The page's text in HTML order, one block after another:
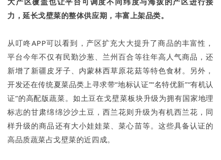
力，延长戈壁菜的整体供应期，丰富上架品类。
从叮咚APP可以看到，产区扩充大大提升了商品的丰富性，
平台今年不仅有民勤沙葱、兰州百合等往年高人气商品，还
新增了新疆皮牙子、内蒙林西草原花菇等特色食材。另外，
开发还在传统夏菜品类上寻求带“地标认证”“名特优新”“有机认
证”的高配版蔬菜。如土豆在戈壁菜板块升级为拥有国家地理
标志的甘肃绵绵沙沙土豆，西兰花则升级为有机西兰花，同
样升级的商品还有大小娃娃菜、菜心苗等。这些具备认证的
高品质蔬菜占戈壁菜的近四成。